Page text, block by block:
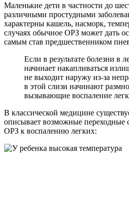
Маленькие дети в частности до
различными простудными
характерны кашель, насморк,
случаях обычное ОРЗ может дать
самым став предшественником
Если в результате болезни в
начинает накапливаться
не выходит наружу из-за
в этой слизи начинают
вызывающие воспаление
В классической медицине
описывает возможные переходные
ОРЗ к воспалению легких: